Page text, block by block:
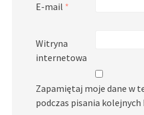
E-mail *
Witryna
internetowa
Zapamiętaj moje dane w
podczas pisania